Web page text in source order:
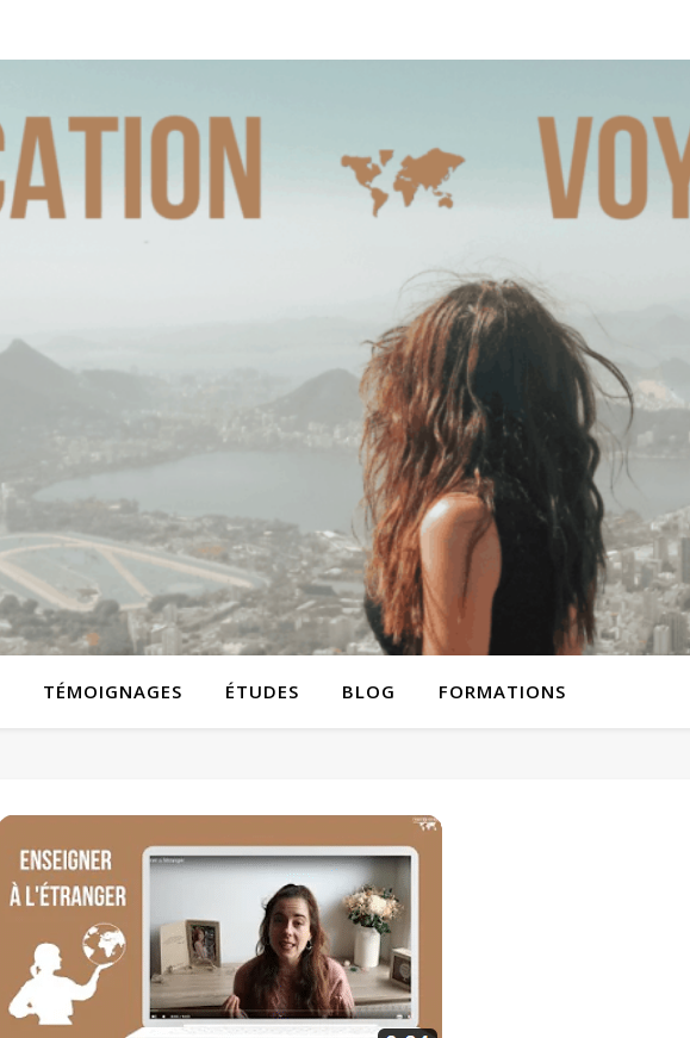
TÉMOIGNAGES ÉTUDES BLOG FORMATIONS